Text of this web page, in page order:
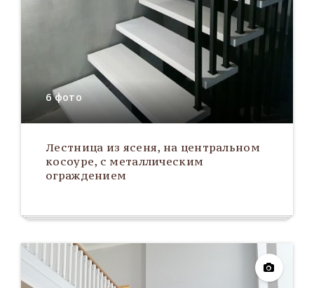
6 фото
Лестница из ясеня, на центральном
косоуре, с металлическим
ограждением